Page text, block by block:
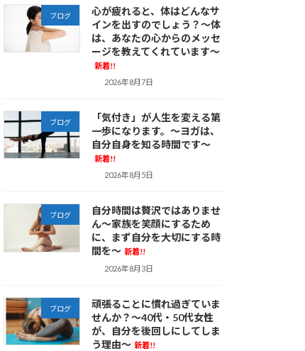
ブログ
心が疲れると、体はどんなサ
インを出すのでしょう？～体
は、あなたの心からのメッセ
ージを教えてくれています～
新着!!
2026年8月7日
ブログ
「気付き」が人生を変える第
一歩になります。～ヨガは、
自分自身を知る時間です～
新着!!
2026年8月5日
ブログ
自分時間は贅沢ではありませ
ん～家族を笑顔にするため
に、まず自分を大切にする時
間を～ 新着!!
2026年8月3日
ブログ
頑張ることに慣れ過ぎていま
せんか？～40代・50代女性
が、自分を後回しにしてしま
う理由～ 新着!!